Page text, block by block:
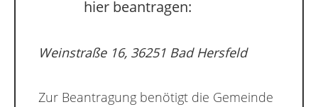
hier beantragen:
Weinstraße 16, 36251 Bad Hersfeld
Zur Beantragung benötigt die Gemeinde